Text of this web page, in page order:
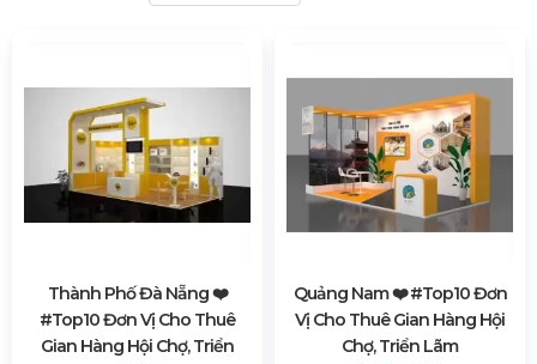
Thành Phố Đà Nẵng ❤️️
#top10 Đơn Vị Cho Thuê
Gian Hàng Hội Chợ, Triển
Quảng Nam ❤️️ #top10 Đơn
Vị Cho Thuê Gian Hàng Hội
Chợ, Triển Lãm